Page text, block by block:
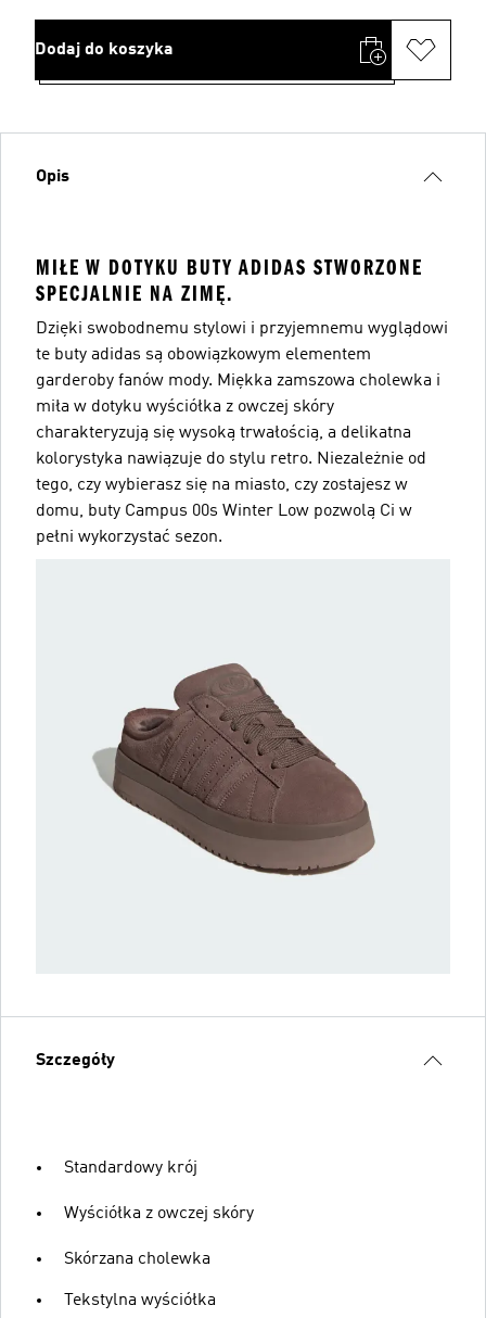
Dodaj do koszyka
Opis
MIŁE W DOTYKU BUTY ADIDAS STWORZONE
SPECJALNIE NA ZIMĘ.
Dzięki swobodnemu stylowi i przyjemnemu wyglądowi
te buty adidas są obowiązkowym elementem
garderoby fanów mody. Miękka zamszowa cholewka i
miła w dotyku wyściółka z owczej skóry
charakteryzują się wysoką trwałością, a delikatna
kolorystyka nawiązuje do stylu retro. Niezależnie od
tego, czy wybierasz się na miasto, czy zostajesz w
domu, buty Campus 00s Winter Low pozwolą Ci w
pełni wykorzystać sezon.
Szczegóły
Standardowy krój
Wyściółka z owczej skóry
Skórzana cholewka
Tekstylna wyściółka